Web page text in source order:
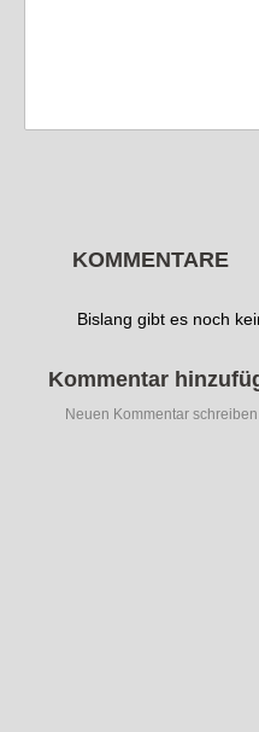
KOMMENTARE
Bislang gibt es noch
Kommentar
Neuen Kommentar schreiben